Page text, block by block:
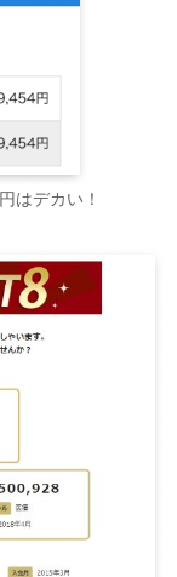
はデカい！